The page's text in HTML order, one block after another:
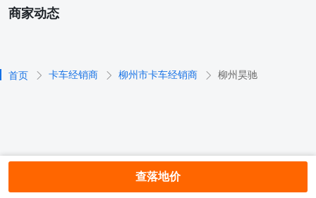
商家动态
首页 卡车经销商 柳州市卡车经销商 柳州昊驰
查落地价